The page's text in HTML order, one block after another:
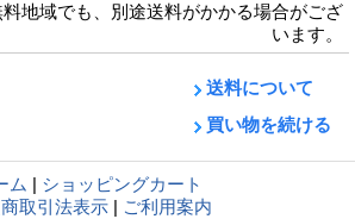
地域でも、別途送料がかかる場合がござ
います。
送料について
買い物を続ける
ム | ショッピングカート
取引法表示 | ご利用案内